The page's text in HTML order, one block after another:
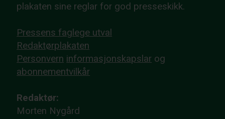
plakaten sine reglar for god presseskikk.
Pressens faglege utval
Redaktørplakaten
Personvern informasjonskapslar og
abonnementvilkår
Redaktør:
Morten Nygård